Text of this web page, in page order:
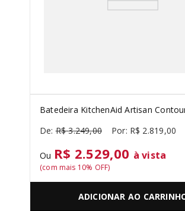
Batedeira KitchenAid Artisan
R$ 3.249,00 R$ 2.819,00
Ou R$ 2.529,00 à vista
(com mais 10% OFF)
ADICIONAR AO